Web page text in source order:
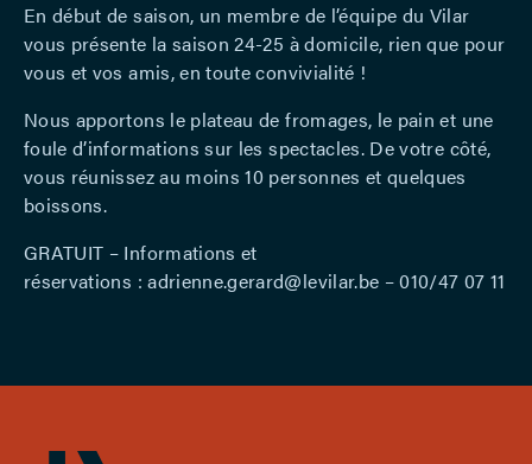
En début de saison, un membre de l’équipe du Vilar
vous présente la saison 24-25 à domicile, rien que pour
vous et vos amis, en toute convivialité !
Nous apportons le plateau de fromages, le pain et une
foule d’informations sur les spectacles. De votre côté,
vous réunissez au moins 10 personnes et quelques
boissons.
GRATUIT – Informations et
réservations :adrienne.gerard@levilar.be – 010/47 07 11